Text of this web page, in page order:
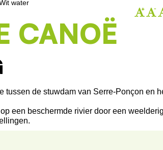
water
CANOË
tussen de stuwdam van Serre-Ponçon en
een beschermde rivier door een weelderig